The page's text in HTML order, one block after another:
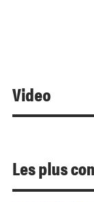
Video
Les plus